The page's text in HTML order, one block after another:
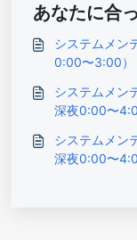
あなたに合
システムメン
0:00〜3:00）
システムメン
深夜0:00〜
システムメン
深夜0:00〜